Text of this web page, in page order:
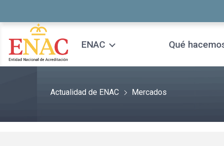
ENAC Qué
Actualidad de ENAC Mercados